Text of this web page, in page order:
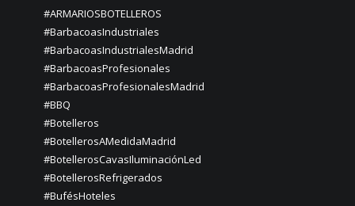
#ARMARIOSBOTELLEROS
#BarbacoasIndustriales
#BarbacoasIndustrialesMadrid
#BarbacoasProfesionales
#BarbacoasProfesionalesMadrid
#BBQ
#Botelleros
#BotellerosAMedidaMadrid
#BotellerosCavasIluminaciónLed
#BotellerosRefrigerados
#BufésHoteles